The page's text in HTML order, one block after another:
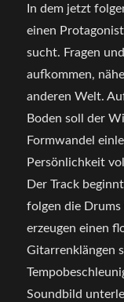
In dem jetzt
einen
sucht. Fragen
aufkommen,
anderen Welt.
Boden soll der
Formwandel
Persönlichkeit
Der Track
folgen die
erzeugen einen
Gitarrenklängen
Soundbild